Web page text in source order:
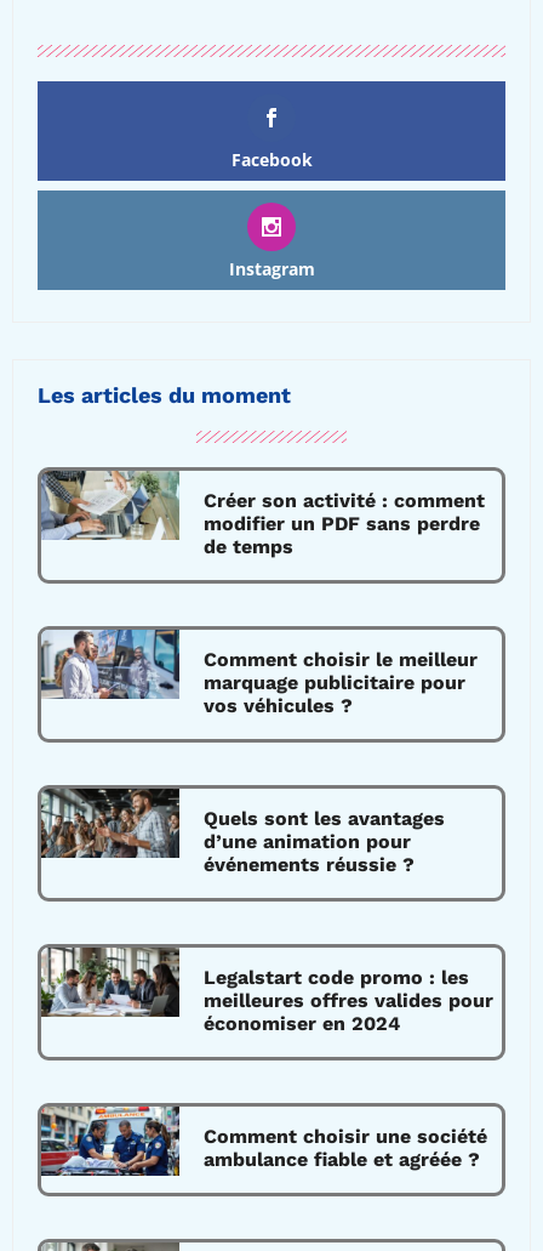
Facebook
Instagram
Les articles du moment
Créer son activité : comment
modifier un PDF sans perdre
de temps
Comment choisir le meilleur
marquage publicitaire pour
vos véhicules ?
Quels sont les avantages
d’une animation pour
événements réussie ?
Legalstart code promo : les
meilleures offres valides pour
économiser en 2024
Comment choisir une société
ambulance fiable et agréée ?